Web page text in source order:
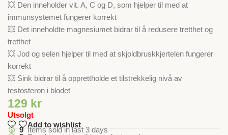
💥 Den inneholder vit. A, C og D, som hjelper til med at
immunsystemet fungerer korrekt
💥 Det inneholdte magnesiumet bidrar til å redusere tretthet og
tretthet
💥 Jod og selen hjelper til med at skjoldbruskkjertelen fungerer
korrekt
💥 Sink bidrar til å opprettholde et tilstrekkelig nivå av
testosteron i blodet
129 kr
Utsolgt
Add to wishlist
9 Items sold in last 3 days